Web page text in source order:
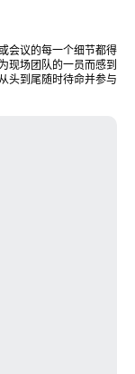
会议的每一个细节都得
现场团队的一员而感到
头到尾随时待命并参与